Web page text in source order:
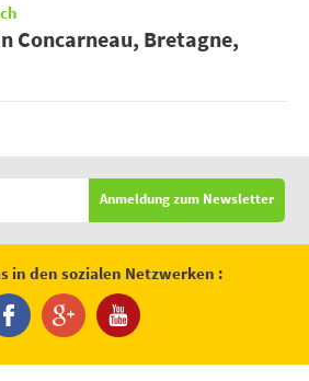
Concarneau, Bretagne,
Anmeldung zum Newsletter
in den sozialen Netzwerken :